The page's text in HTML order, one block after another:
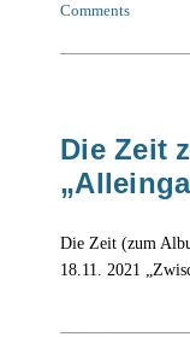
Comments
Die Zeit
Die Zeit (zum
18.11. 2021